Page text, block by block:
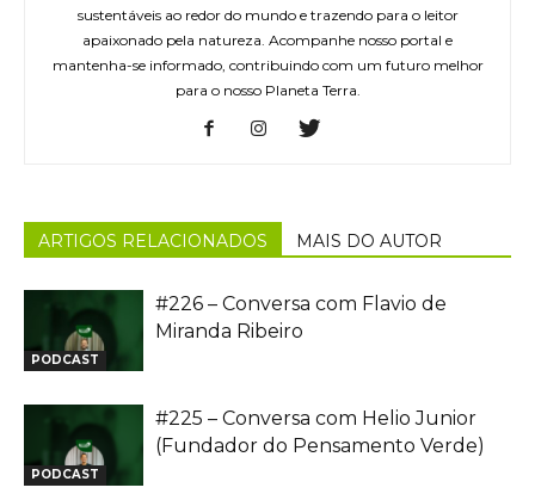
sustentáveis ao redor do mundo e trazendo para o leitor
apaixonado pela natureza. Acompanhe nosso portal e
mantenha-se informado, contribuindo com um futuro melhor
para o nosso Planeta Terra.
ARTIGOS RELACIONADOS MAIS DO AUTOR
PODCAST
#226 – Conversa com Flavio de
Miranda Ribeiro
PODCAST
#225 – Conversa com Helio Junior
(Fundador do Pensamento Verde)